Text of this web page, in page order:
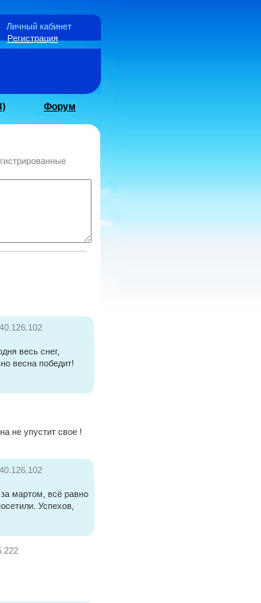
Регистрация
Личный кабинет
Форум
весь снег,
весна победит!
не упустит свое !
мартом, всё равно
Успехов,